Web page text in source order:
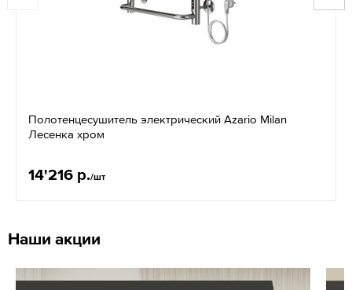
Полотенцесушитель электрический Azario Milan
Лесенка хром
14'216 р./шт
Наши акции